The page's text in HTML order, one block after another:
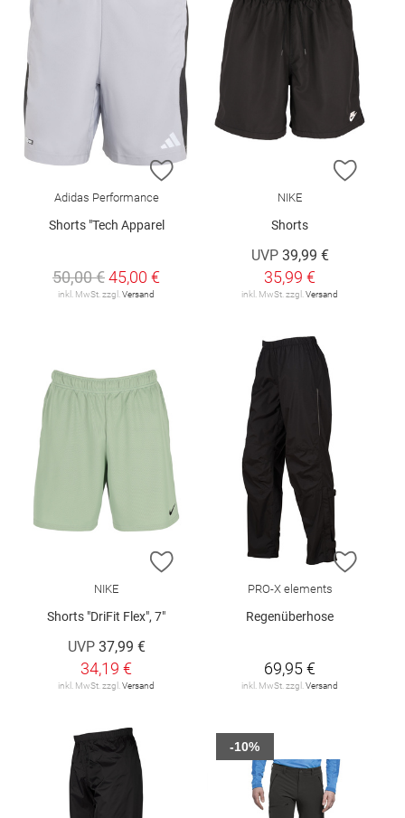
ZUR WUNSCHLISTE HINZUFÜGEN
Adidas Performance
Shorts "Tech Apparel
50,00 €45,00 €
inkl. MwSt. zzgl.Versand
ZUR
NIKE
Shorts
UVP 39,99 €
35,99 €
inkl. MwSt. zzgl.Versand
ZUR WUNSCHLISTE HINZUFÜGEN
NIKE
Shorts "DriFit Flex", 7"
UVP 37,99 €
34,19 €
inkl. MwSt. zzgl. Versand
ZUR
PRO-X elements
Regenüberhose
69,95 €
inkl. MwSt. zzgl. Versand
-10%